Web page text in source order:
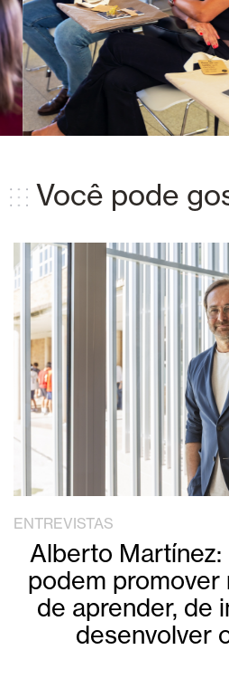
Você pode
ENTREVISTAS
Alberto
podem promover
de aprender, de
desenvolver